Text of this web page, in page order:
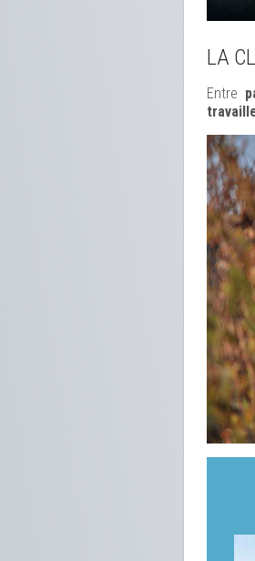
LA
Entre